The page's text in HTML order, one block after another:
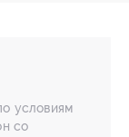
условиям
со